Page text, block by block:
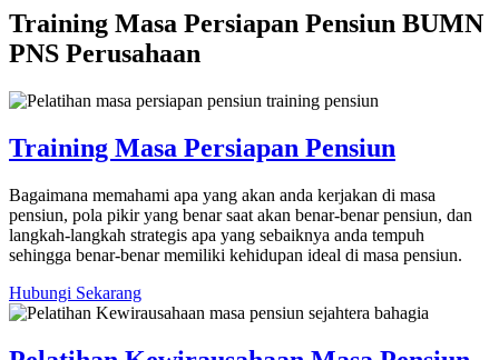
Training Masa Persiapan Pensiun BUMN
PNS Perusahaan
Training Masa Persiapan Pensiun
Bagaimana memahami apa yang akan anda kerjakan di masa
pensiun, pola pikir yang benar saat akan benar-benar pensiun, dan
langkah-langkah strategis apa yang sebaiknya anda tempuh
sehingga benar-benar memiliki kehidupan ideal di masa pensiun.
Hubungi Sekarang